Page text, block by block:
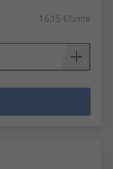
16,15 €/unité